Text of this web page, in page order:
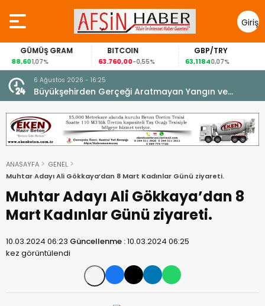
Giriş
Yap
GÜMÜŞ GRAM
88,601,07%
BITCOIN
63.760,00-0,55%
GBP/TRY
63,11840,07%
6 Ağustos 2026 - 16:25
Büyükşehirden Gerçeği Aratmayan Yangın ve
Kurtarma Tatbikatı.
ANASAYFA
GENEL
Muhtar Adayı Ali Gökkaya’dan 8 Mart Kadınlar Günü ziyareti.
Muhtar Adayı Ali Gökkaya’dan 8
Mart Kadınlar Günü ziyareti.
10.03.2024 06:23 Güncellenme :10.03.2024 06:25
kez görüntülendi